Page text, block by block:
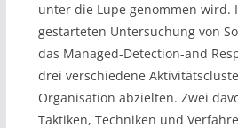
unter die Lupe genommen wird.
gestarteten Untersuchung von
das Managed-Detection-and
drei verschiedene
Organisation abzielten. Zwei
Taktiken, Techniken und